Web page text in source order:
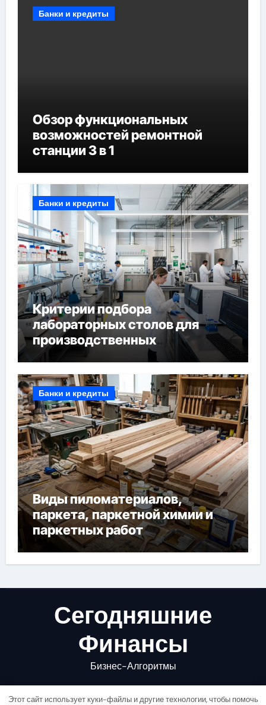
Банки и кредиты
Обзор функциональных
возможностей ремонтной
станции 3 в 1
Банки и кредиты
Критерии подбора
лабораторных столов для
производственных
лабораторий
Банки и кредиты
Виды пиломатериалов,
паркета, паркетной химии и
паркетных работ
Сегодняшние
Финансы
Бизнес-Алгоритмы
Этот сайт использует куки-файлы и другие технологии, чтобы помочь